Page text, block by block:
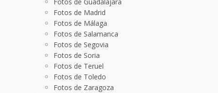
Fotos de Madrid
Fotos de Málaga
Fotos de Salamanca
Fotos de Segovia
Fotos de Soria
Fotos de Teruel
Fotos de Toledo
Fotos de Zaragoza